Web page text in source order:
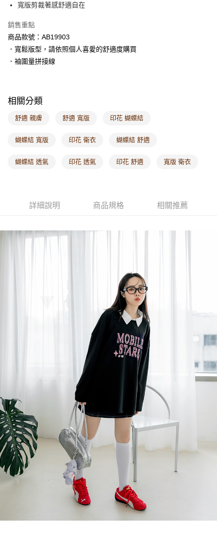
7-11取貨付款
每筆NT$60，滿NT$1,000(含以上)免運費
付款後7-11取貨
每筆NT$60，滿NT$1,000(含以上)免運費
付款後門市自取
每筆NT$60，滿NT$1,000(含以上)免運費
寬版剪裁著感舒適自在
銷售重點
商品款號：AB19903
．寬鬆版型，請依照個人喜愛的舒適度購買
．袖圍量拼接線
相關分類
舒適 親膚 舒適 寬版 印花 蝴蝶結
蝴蝶結 寬版 印花 衛衣 蝴蝶結 舒適
蝴蝶結 透氣 印花 透氣 印花 舒適 寬版 衛衣
詳細說明 商品規格 相關推薦